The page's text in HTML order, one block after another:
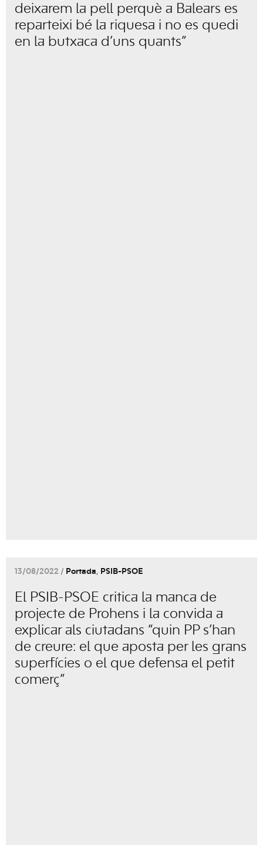
deixarem la pell perquè a Balears es
reparteixi bé la riquesa i no es quedi
en la butxaca d’uns quants”
13/08/2022 / Portada, PSIB-PSOE
El PSIB-PSOE critica la manca de
projecte de Prohens i la convida a
explicar als ciutadans “quin PP s’han
de creure: el que aposta per les grans
superfícies o el que defensa el petit
comerç”